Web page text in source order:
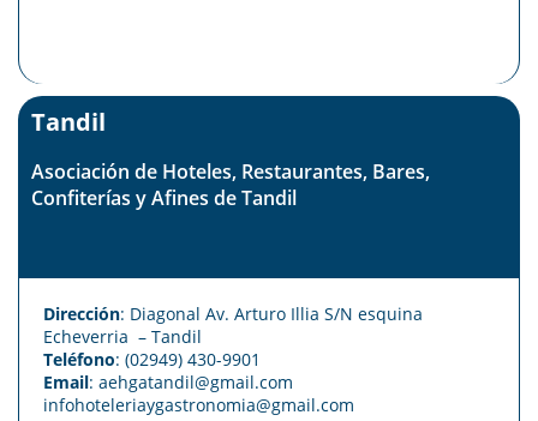
Tandil
Asociación de Hoteles, Restaurantes, Bares,
Confiterías y Afines de Tandil
Dirección: Diagonal Av. Arturo Illia S/N esquina
Echeverria – Tandil
Teléfono: (02949) 430-9901
Email: aehgatandil@gmail.com
infohoteleriaygastronomia@gmail.com